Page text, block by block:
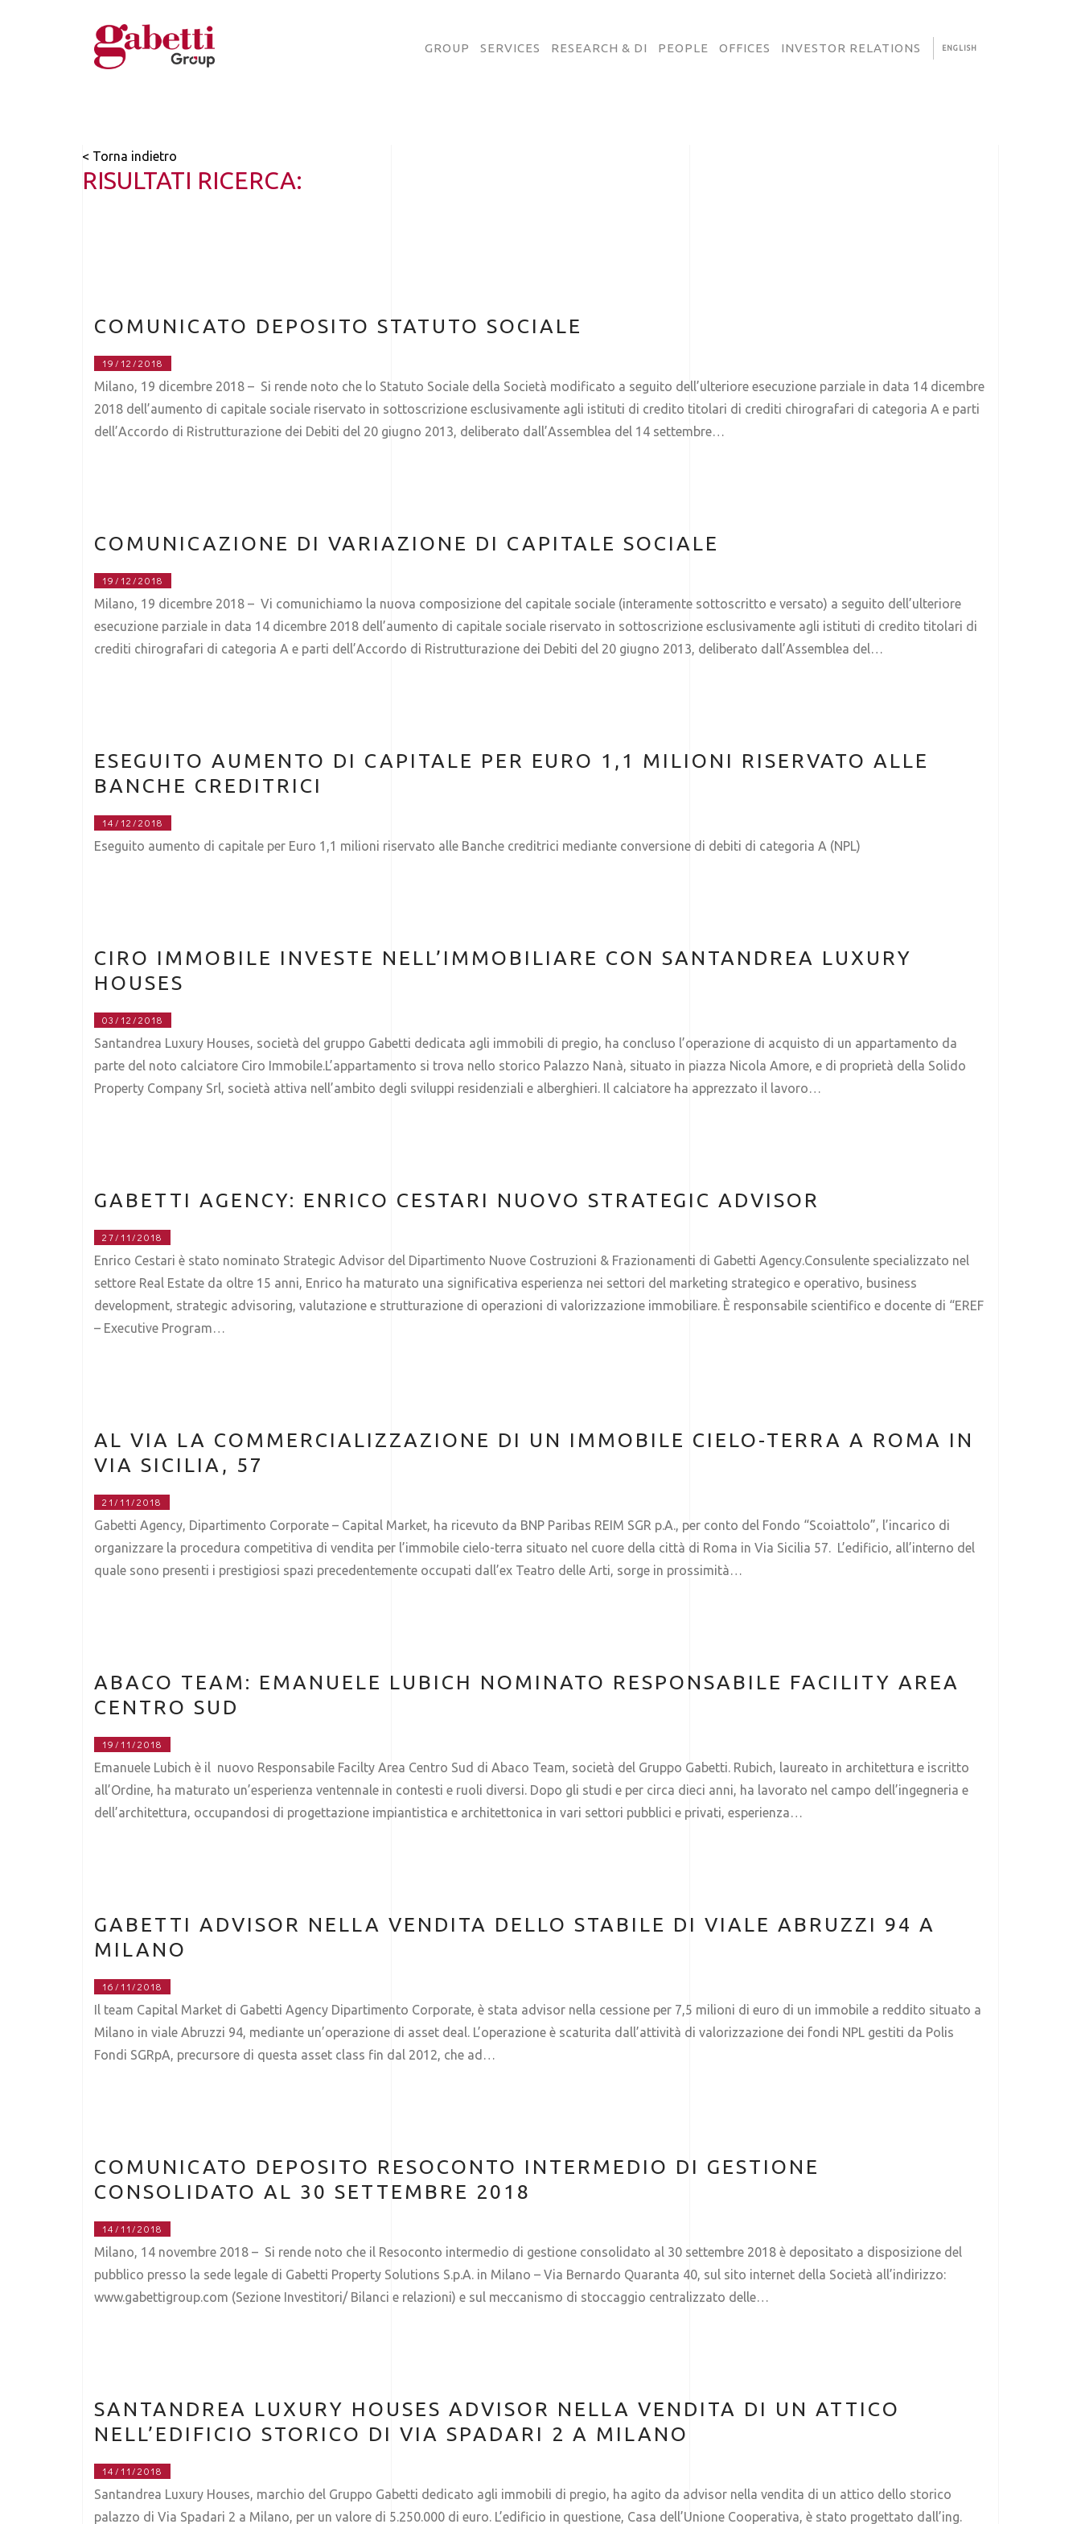
GROUP SERVICES RESEARCH & DI PEOPLE OFFICES INVESTOR RELATIONS ENGLISH
< Torna indietro
RISULTATI RICERCA:
COMUNICATO DEPOSITO STATUTO SOCIALE
19/12/2018
Milano, 19 dicembre 2018 – Si rende noto che lo Statuto Sociale della Società modificato a seguito dell’ulteriore esecuzione parziale in data 14 dicembre
2018 dell’aumento di capitale sociale riservato in sottoscrizione esclusivamente agli istituti di credito titolari di crediti chirografari di categoria A e parti
dell’Accordo di Ristrutturazione dei Debiti del 20 giugno 2013, deliberato dall’Assemblea del 14 settembre…
COMUNICAZIONE DI VARIAZIONE DI CAPITALE SOCIALE
19/12/2018
Milano, 19 dicembre 2018 – Vi comunichiamo la nuova composizione del capitale sociale (interamente sottoscritto e versato) a seguito dell’ulteriore
esecuzione parziale in data 14 dicembre 2018 dell’aumento di capitale sociale riservato in sottoscrizione esclusivamente agli istituti di credito titolari di
crediti chirografari di categoria A e parti dell’Accordo di Ristrutturazione dei Debiti del 20 giugno 2013, deliberato dall’Assemblea del…
ESEGUITO AUMENTO DI CAPITALE PER EURO 1,1 MILIONI RISERVATO ALLE
BANCHE CREDITRICI
14/12/2018
Eseguito aumento di capitale per Euro 1,1 milioni riservato alle Banche creditrici mediante conversione di debiti di categoria A (NPL)
CIRO IMMOBILE INVESTE NELL’IMMOBILIARE CON SANTANDREA LUXURY
HOUSES
03/12/2018
Santandrea Luxury Houses, società del gruppo Gabetti dedicata agli immobili di pregio, ha concluso l’operazione di acquisto di un appartamento da
parte del noto calciatore Ciro Immobile.L’appartamento si trova nello storico Palazzo Nanà, situato in piazza Nicola Amore, e di proprietà della Solido
Property Company Srl, società attiva nell’ambito degli sviluppi residenziali e alberghieri. Il calciatore ha apprezzato il lavoro…
GABETTI AGENCY: ENRICO CESTARI NUOVO STRATEGIC ADVISOR
27/11/2018
Enrico Cestari è stato nominato Strategic Advisor del Dipartimento Nuove Costruzioni & Frazionamenti di Gabetti Agency.Consulente specializzato nel
settore Real Estate da oltre 15 anni, Enrico ha maturato una significativa esperienza nei settori del marketing strategico e operativo, business
development, strategic advisoring, valutazione e strutturazione di operazioni di valorizzazione immobiliare. È responsabile scientifico e docente di “EREF
– Executive Program…
AL VIA LA COMMERCIALIZZAZIONE DI UN IMMOBILE CIELO-TERRA A ROMA IN
VIA SICILIA, 57
21/11/2018
Gabetti Agency, Dipartimento Corporate – Capital Market, ha ricevuto da BNP Paribas REIM SGR p.A., per conto del Fondo “Scoiattolo”, l’incarico di
organizzare la procedura competitiva di vendita per l’immobile cielo-terra situato nel cuore della città di Roma in Via Sicilia 57. L’edificio, all’interno del
quale sono presenti i prestigiosi spazi precedentemente occupati dall’ex Teatro delle Arti, sorge in prossimità…
ABACO TEAM: EMANUELE LUBICH NOMINATO RESPONSABILE FACILITY AREA
CENTRO SUD
19/11/2018
Emanuele Lubich è il nuovo Responsabile Facilty Area Centro Sud di Abaco Team, società del Gruppo Gabetti. Rubich, laureato in architettura e iscritto
all’Ordine, ha maturato un’esperienza ventennale in contesti e ruoli diversi. Dopo gli studi e per circa dieci anni, ha lavorato nel campo dell’ingegneria e
dell’architettura, occupandosi di progettazione impiantistica e architettonica in vari settori pubblici e privati, esperienza…
GABETTI ADVISOR NELLA VENDITA DELLO STABILE DI VIALE ABRUZZI 94 A
MILANO
16/11/2018
Il team Capital Market di Gabetti Agency Dipartimento Corporate, è stata advisor nella cessione per 7,5 milioni di euro di un immobile a reddito situato a
Milano in viale Abruzzi 94, mediante un’operazione di asset deal. L’operazione è scaturita dall’attività di valorizzazione dei fondi NPL gestiti da Polis
Fondi SGRpA, precursore di questa asset class fin dal 2012, che ad…
COMUNICATO DEPOSITO RESOCONTO INTERMEDIO DI GESTIONE
CONSOLIDATO AL 30 SETTEMBRE 2018
14/11/2018
Milano, 14 novembre 2018 – Si rende noto che il Resoconto intermedio di gestione consolidato al 30 settembre 2018 è depositato a disposizione del
pubblico presso la sede legale di Gabetti Property Solutions S.p.A. in Milano – Via Bernardo Quaranta 40, sul sito internet della Società all’indirizzo:
www.gabettigroup.com (Sezione Investitori/ Bilanci e relazioni) e sul meccanismo di stoccaggio centralizzato delle…
SANTANDREA LUXURY HOUSES ADVISOR NELLA VENDITA DI UN ATTICO
NELL’EDIFICIO STORICO DI VIA SPADARI 2 A MILANO
14/11/2018
Santandrea Luxury Houses, marchio del Gruppo Gabetti dedicato agli immobili di pregio, ha agito da advisor nella vendita di un attico dello storico
palazzo di Via Spadari 2 a Milano, per un valore di 5.250.000 di euro. L’edificio in questione, Casa dell’Unione Cooperativa, è stato progettato dall’ing.